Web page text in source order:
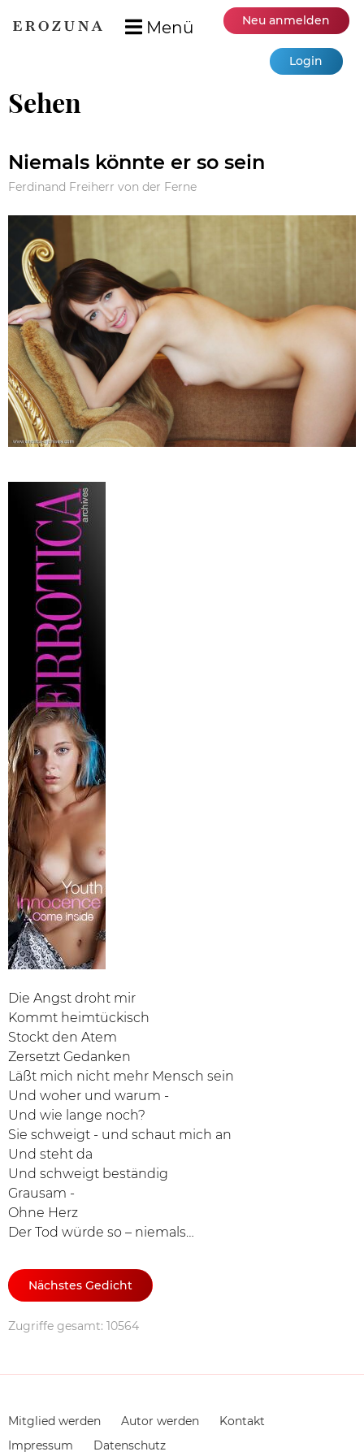
Menü Neu anmelden
Login
Sehen
Niemals könnte er so sein
Ferdinand Freiherr von der Ferne
Die Angst droht mir
Kommt heimtückisch
Stockt den Atem
Zersetzt Gedanken
Läßt mich nicht mehr Mensch sein
Und woher und warum -
Und wie lange noch?
Sie schweigt - und schaut mich an
Und steht da
Und schweigt beständig
Grausam -
Ohne Herz
Der Tod würde so – niemals…
Nächstes Gedicht
Zugriffe gesamt: 10564
Navigation
überspringen
Mitglied werden Autor werden
Kontakt
Impressum
Datenschutz